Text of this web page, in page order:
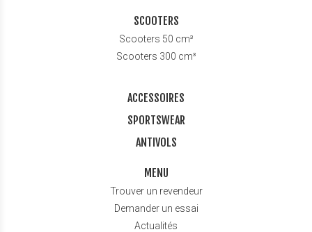
SCOOTERS
Scooters 50 cm³
Scooters 300 cm³
ACCESSOIRES
SPORTSWEAR
ANTIVOLS
MENU
Trouver un revendeur
Demander un essai
Actualités